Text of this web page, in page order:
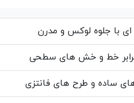
با جلوه لوکس و مدرن
خط و خش های سطحی
ساده و طرح های فانتزی